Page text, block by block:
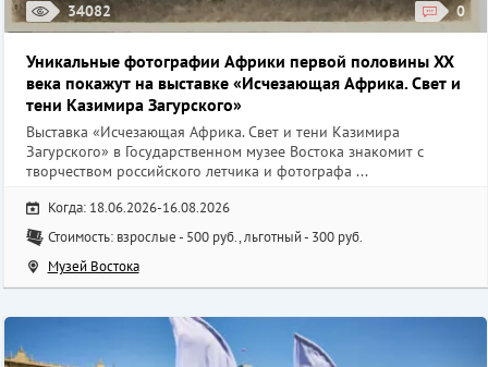
34082 0
Уникальные фотографии Африки первой половины XX
века покажут на выставке «Исчезающая Африка. Свет и
тени Казимира Загурского»
Выставка «Исчезающая Африка. Свет и тени Казимира
Загурского» в Государственном музее Востока знакомит с
творчеством российского летчика и фотографа ...
Когда: 18.06.2026-16.08.2026
Стоимость: взрослые - 500 руб., льготный - 300 руб.
Музей Востока